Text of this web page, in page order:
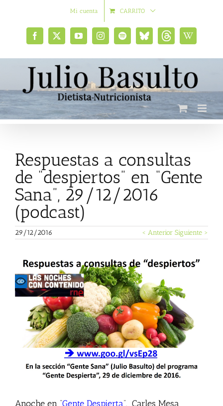
Mi cuenta CARRITO
Facebook
X YouTubeInstagramSpotifyBluesky
social
ThreadsWikipedia
Respuestas a consultas
de “despiertos” en “Gente
Sana”, 29/12/2016
(podcast)
29/12/2016 < Anterior Siguiente >
Ver
imagen
más
grande
Anoche en “Gente Despierta“, Carles Mesa